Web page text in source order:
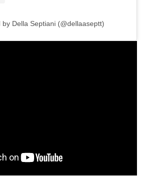
by Della Septiani (@dellaaseptt)